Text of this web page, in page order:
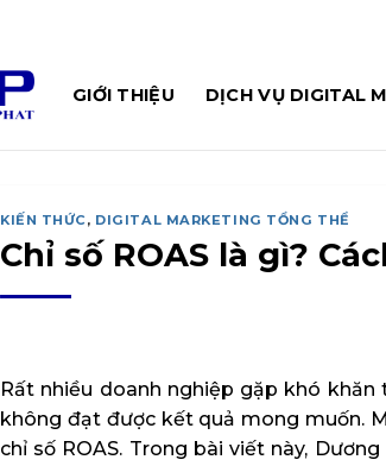
GIỚI THIỆU DỊCH VỤ DIGITAL
KIẾN THỨC, DIGITAL MARKETING TỔNG THỂ
Chỉ số ROAS là gì?
Rất nhiều doanh nghiệp gặp khó
không đạt được kết quả mong muốn.
chỉ số ROAS. Trong bài viết này,